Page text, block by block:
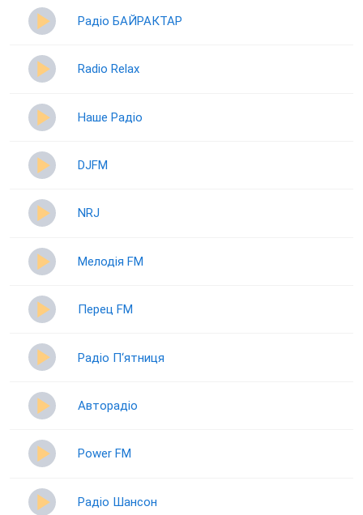
Радіо БАЙРАКТАР
Radio Relax
Наше Радіо
DJFM
NRJ
Мелодія FM
Перец FM
Радіо П‘ятниця
Авторадіо
Power FM
Радіо Шансон